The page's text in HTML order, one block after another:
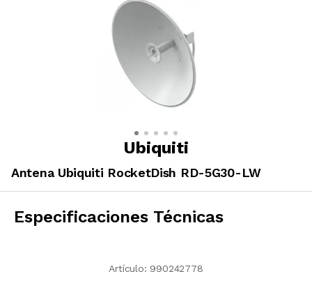
Ubiquiti
Antena Ubiquiti RocketDish RD-5G30-LW
Especificaciones Técnicas
Artículo: 990242778